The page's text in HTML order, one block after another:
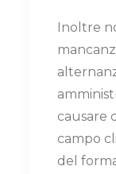
Inoltre
causare
campo
del